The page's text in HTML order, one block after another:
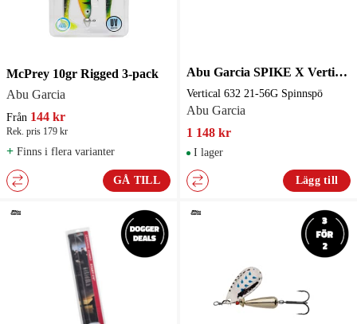
McPrey 10gr Rigged 3-pack
Abu Garcia
Från 144 kr
Rek. pris 179 kr
+ Finns i flera varianter
GÅ TILL
Abu Garcia SPIKE X Vertical 632 21-56G Spinnspö
Vertical 632 21-56G Spinnspö
Abu Garcia
1 148 kr
I lager
Lägg till